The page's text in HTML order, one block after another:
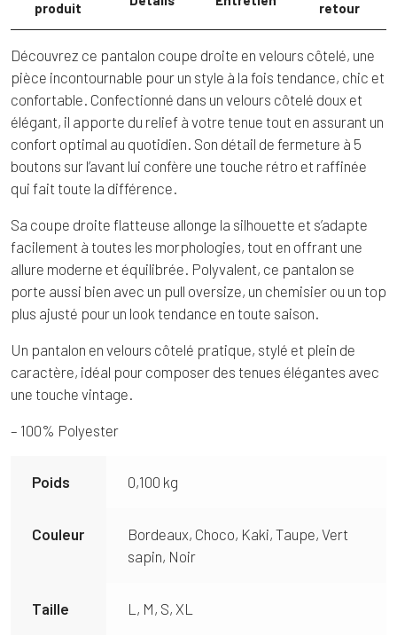
produit
retour
Découvrez ce pantalon coupe droite en velours côtelé, une
pièce incontournable pour un style à la fois tendance, chic et
confortable. Confectionné dans un velours côtelé doux et
élégant, il apporte du relief à votre tenue tout en assurant un
confort optimal au quotidien. Son détail de fermeture à 5
boutons sur l’avant lui confère une touche rétro et raffinée
qui fait toute la différence.
Sa coupe droite flatteuse allonge la silhouette et s’adapte
facilement à toutes les morphologies, tout en offrant une
allure moderne et équilibrée. Polyvalent, ce pantalon se
porte aussi bien avec un pull oversize, un chemisier ou un top
plus ajusté pour un look tendance en toute saison.
Un pantalon en velours côtelé pratique, stylé et plein de
caractère, idéal pour composer des tenues élégantes avec
une touche vintage.
– 100% Polyester
Poids 0,100 kg
Couleur
Bordeaux, Choco, Kaki, Taupe, Vert
sapin, Noir
Taille L, M, S, XL